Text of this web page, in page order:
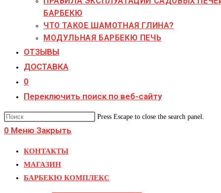
БАРБЕКЮ
ЧТО ТАКОЕ ШАМОТНАЯ ГЛИНА?
МОДУЛЬНАЯ БАРБЕКЮ ПЕЧЬ
ОТЗЫВЫ
ДОСТАВКА
0
Переключить поиск по веб-сайту
Press Escape to close the search panel.
0 Меню Закрыть
КОНТАКТЫ
МАГАЗИН
БАРБЕКЮ КОМПЛЕКС